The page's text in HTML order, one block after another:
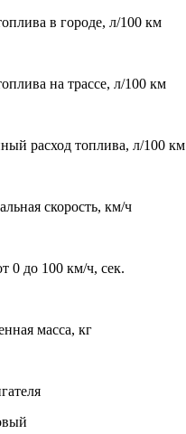
в городе, л/100 км
на трассе, л/100 км
расход топлива, л/100 км
скорость, км/ч
0 до 100 км/ч, сек.
масса, кг